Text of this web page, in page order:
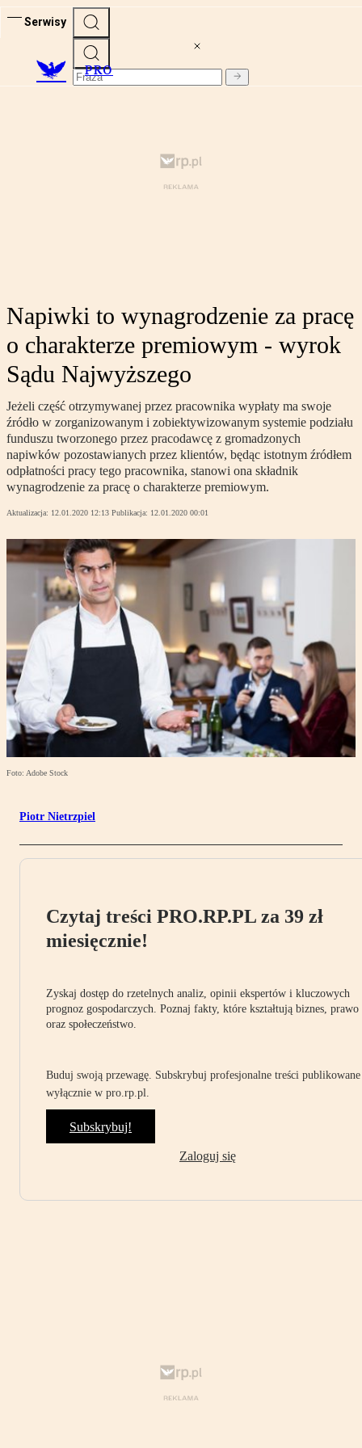
Serwisy
PRO
Napiwki to wynagrodzenie za pracę
o charakterze premiowym - wyrok
Sądu Najwyższego
Jeżeli część otrzymywanej przez pracownika wypłaty ma swoje
źródło w zorganizowanym i zobiektywizowanym systemie podziału
funduszu tworzonego przez pracodawcę z gromadzonych
napiwków pozostawianych przez klientów, będąc istotnym źródłem
odpłatności pracy tego pracownika, stanowi ona składnik
wynagrodzenie za pracę o charakterze premiowym.
Aktualizacja: 12.01.2020 12:13 Publikacja: 12.01.2020 00:01
Foto: Adobe Stock
Piotr Nietrzpiel
Czytaj treści PRO.RP.PL za 39 zł
miesięcznie!
Zyskaj dostęp do rzetelnych analiz, opinii ekspertów i kluczowych
prognoz gospodarczych. Poznaj fakty, które kształtują biznes, prawo
oraz społeczeństwo.
Buduj swoją przewagę. Subskrybuj profesjonalne treści publikowane
wyłącznie w pro.rp.pl.
Subskrybuj!
Zaloguj się